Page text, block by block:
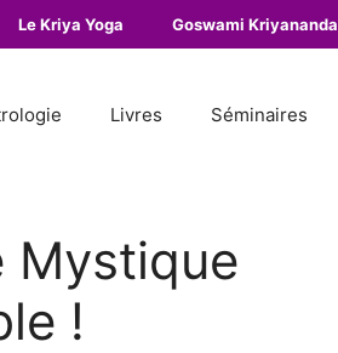
Le Kriya Yoga Goswami Kriyananda
Livres Séminaires
Mystique
!